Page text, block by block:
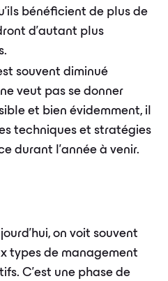
bénéficient de plus de
d’autant plus
souvent diminué
veut pas se donner
et bien évidemment, il
techniques et stratégies
durant l’année à venir.
on voit souvent
types de management
C’est une phase de